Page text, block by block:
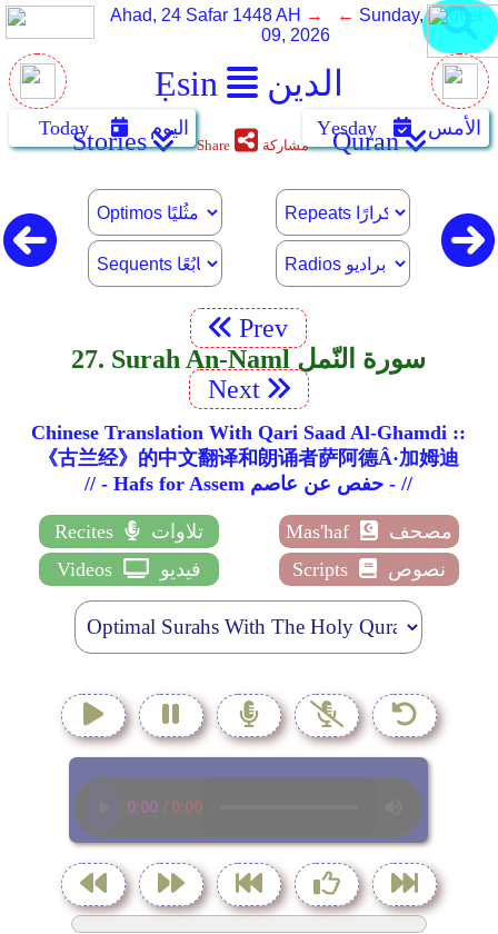
Ẹsin الدين
Ahad, 24 Safar 1448 AH → ← Sunday, August
09, 2026
Today اليوم Yẹsday الأمس Stories Share مشاركة Quran
Prev
27. Surah An-Naml سورة النّمل
Next
Chinese Translation With Qari Saad Al-Ghamdi ::
《古兰经》的中文翻译和朗诵者萨阿德Â·加姆迪
// - Hafs for Assem حفص عن عاصم - //
Recites تلاوات Mas'haf
مصحف
Videos
فيديو Scripts نصوص